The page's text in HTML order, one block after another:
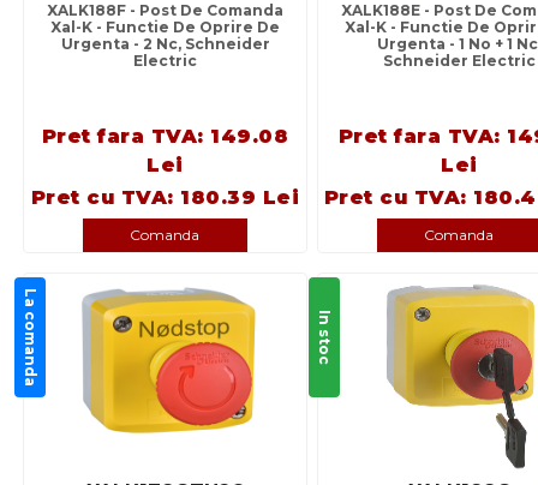
XALK188F - Post De Comanda
Xal-K - Functie De Oprire De
Urgenta - 2 Nc, Schneider
Electric
Pret fara TVA: 149.08
Lei
Pret cu TVA: 180.39 Lei
Comanda
XALK188E - Post De
Xal-K - Functie De
Urgenta - 1 No + 1
Schneider Electric
Pret fara TVA:
Lei
Pret cu TVA:
Comanda
La comanda In stoc